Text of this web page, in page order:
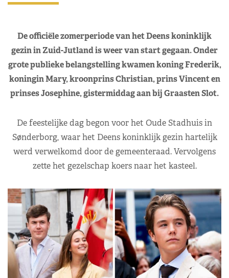
De officiële zomerperiode van het Deens koninklijk
gezin in Zuid-Jutland is weer van start gegaan. Onder
grote publieke belangstelling kwamen koning Frederik,
koningin Mary, kroonprins Christian, prins Vincent en
prinses Josephine, gistermiddag aan bij Graasten Slot.
De feestelijke dag begon voor het Oude Stadhuis in
Sønderborg, waar het Deens koninklijk gezin hartelijk
werd verwelkomd door de gemeenteraad. Vervolgens
zette het gezelschap koers naar het kasteel.